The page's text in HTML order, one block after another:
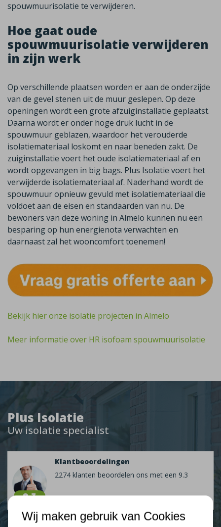
Plus Isolatie
Uw isolatie specialist
9,3
Klantbeoordelingen
2274 klanten beoordelen ons met een 9.3
spouwmuurisolatie te verwijderen.
Hoe gaat oude
spouwmuurisolatie verwijderen
in zijn werk
Op verschillende plaatsen worden er aan de onderzijde
van de gevel stenen uit de muur geslepen. Op deze
openingen wordt een grote afzuiginstallatie geplaatst.
Daarna wordt er onder hoge druk lucht in de
spouwmuur geblazen, waardoor het verouderde
isolatiemateriaal loskomt en naar beneden zakt. De
zuiginstallatie voert het oude isolatiemateriaal af en
wordt opgevangen in big bags. Plus Isolatie voert het
verwijderde isolatiemateriaal af. Naderhand wordt de
spouwmuur opnieuw gevuld met isolatiemateriaal die
voldoet aan de eisen en standaarden van nu. De
bewoners van deze woning in Almelo kunnen nu een
besparing op hun energienota verwachten en
daarnaast zal het wooncomfort toenemen!
Bekijk hier onze isolatie projecten in Almelo
Meer informatie over HR isofoam spouwmuurisolatie
Wij maken gebruik van Cookies